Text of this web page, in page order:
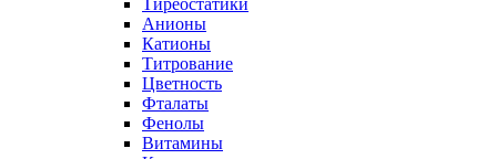
Тиреостатики
Анионы
Катионы
Титрование
Цветность
Фталаты
Фенолы
Витамины